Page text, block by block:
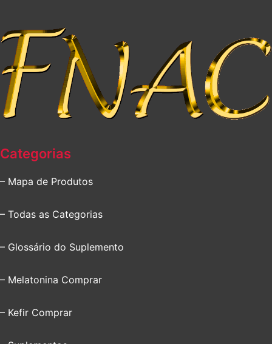
Categorias
– Mapa de Produtos
– Todas as Categorias
– Glossário do Suplemento
– Melatonina Comprar
– Kefir Comprar